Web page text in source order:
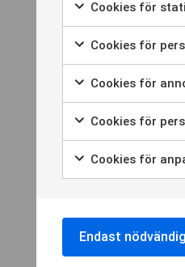
Cookies för
Cookies för
Cookies för
Cookies för
Cookies för
Endast